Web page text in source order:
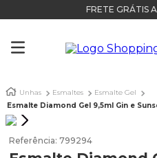
FRETE GRÁTIS
Unhas Esmaltes
Esmalte Gel
Esmalte Diamond Gel 9,5ml Gin e
Referência: 799294